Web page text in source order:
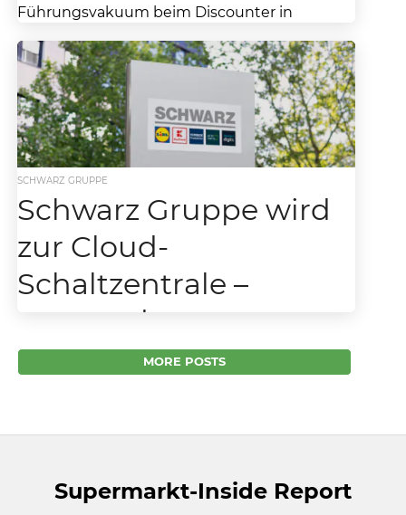
Führungsvakuum beim Discounter in
Discounters Lidl steht erneut vor einer Phase
tiefgreifender...
SCHWARZ GRUPPE
Schwarz Gruppe wird
zur Cloud-
Schaltzentrale –
warum der
Lebensmittelhandel
Gesundheitswesen
Wenn der Supermarktkonzern Schwarz
MORE POSTS
Supermarkt-Inside Report